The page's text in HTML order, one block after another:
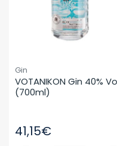
Gin
VOTANIKON Gin 40%
(700ml)
41,15€